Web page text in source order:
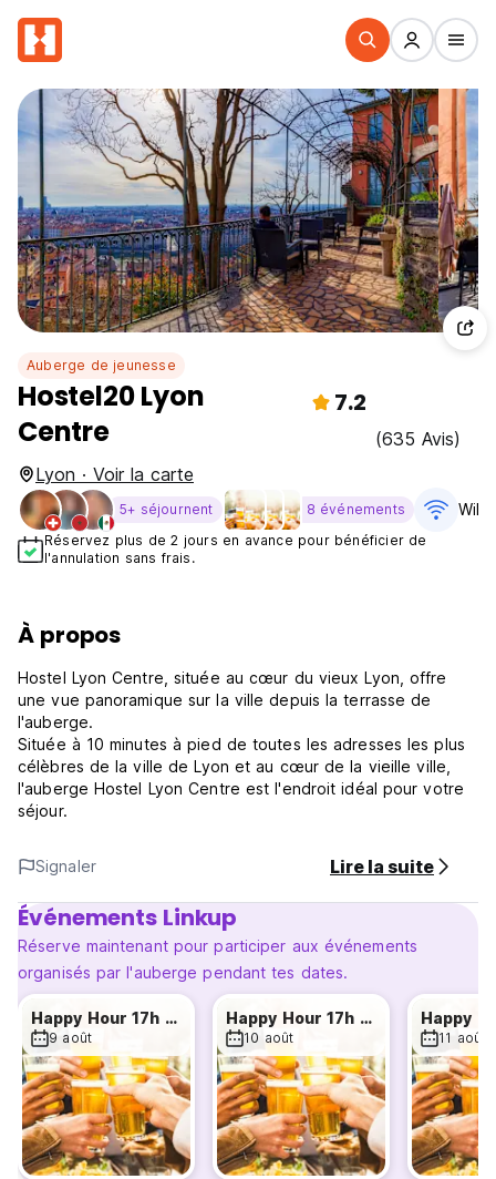
Auberge de jeunesse
Hostel20 Lyon
Centre
7.2
(635 Avis)
Lyon · Voir la carte
5+ séjournent 8 événements WiFi
Réservez plus de 2 jours en avance pour bénéficier de
l'annulation sans frais.
À propos
Hostel Lyon Centre, située au cœur du vieux Lyon, offre
une vue panoramique sur la ville depuis la terrasse de
l'auberge.
Située à 10 minutes à pied de toutes les adresses les plus
célèbres de la ville de Lyon et au cœur de la vieille ville,
l'auberge Hostel Lyon Centre est l'endroit idéal pour votre
séjour.
Signaler Lire la suite
Événements Linkup
Réserve maintenant pour participer aux événements
organisés par l'auberge pendant tes dates.
Happy Hour 17h 20h - Hostel Lyon Centre
9 août
Happy Hour 17h 20h - Hostel Lyon Centre
10 août 11 août